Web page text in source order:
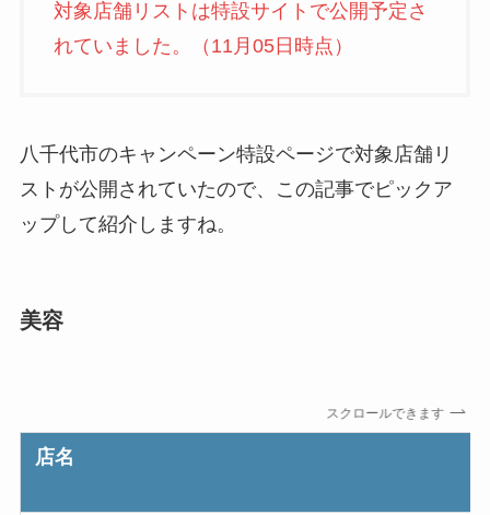
対象店舗リストは特設サイトで公開予定さ
れていました。（11月05日時点）
八千代市のキャンペーン特設ページで対象店舗リ
ストが公開されていたので、この記事でピックア
ップして紹介しますね。
美容
スクロールできます
店名